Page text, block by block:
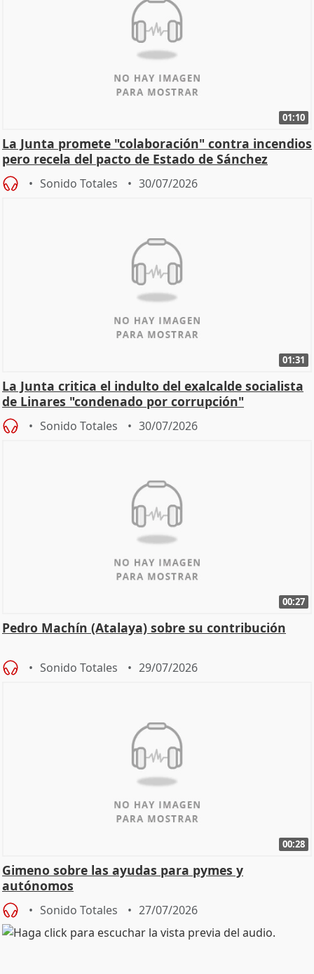
01:10
La Junta promete "colaboración" contra incendios
pero recela del pacto de Estado de Sánchez
Sonido Totales 30/07/2026
01:31
La Junta critica el indulto del exalcalde socialista
de Linares "condenado por corrupción"
Sonido Totales 30/07/2026
00:27
Pedro Machín (Atalaya) sobre su contribución
Sonido Totales 29/07/2026
00:28
Gimeno sobre las ayudas para pymes y
autónomos
Sonido Totales 27/07/2026